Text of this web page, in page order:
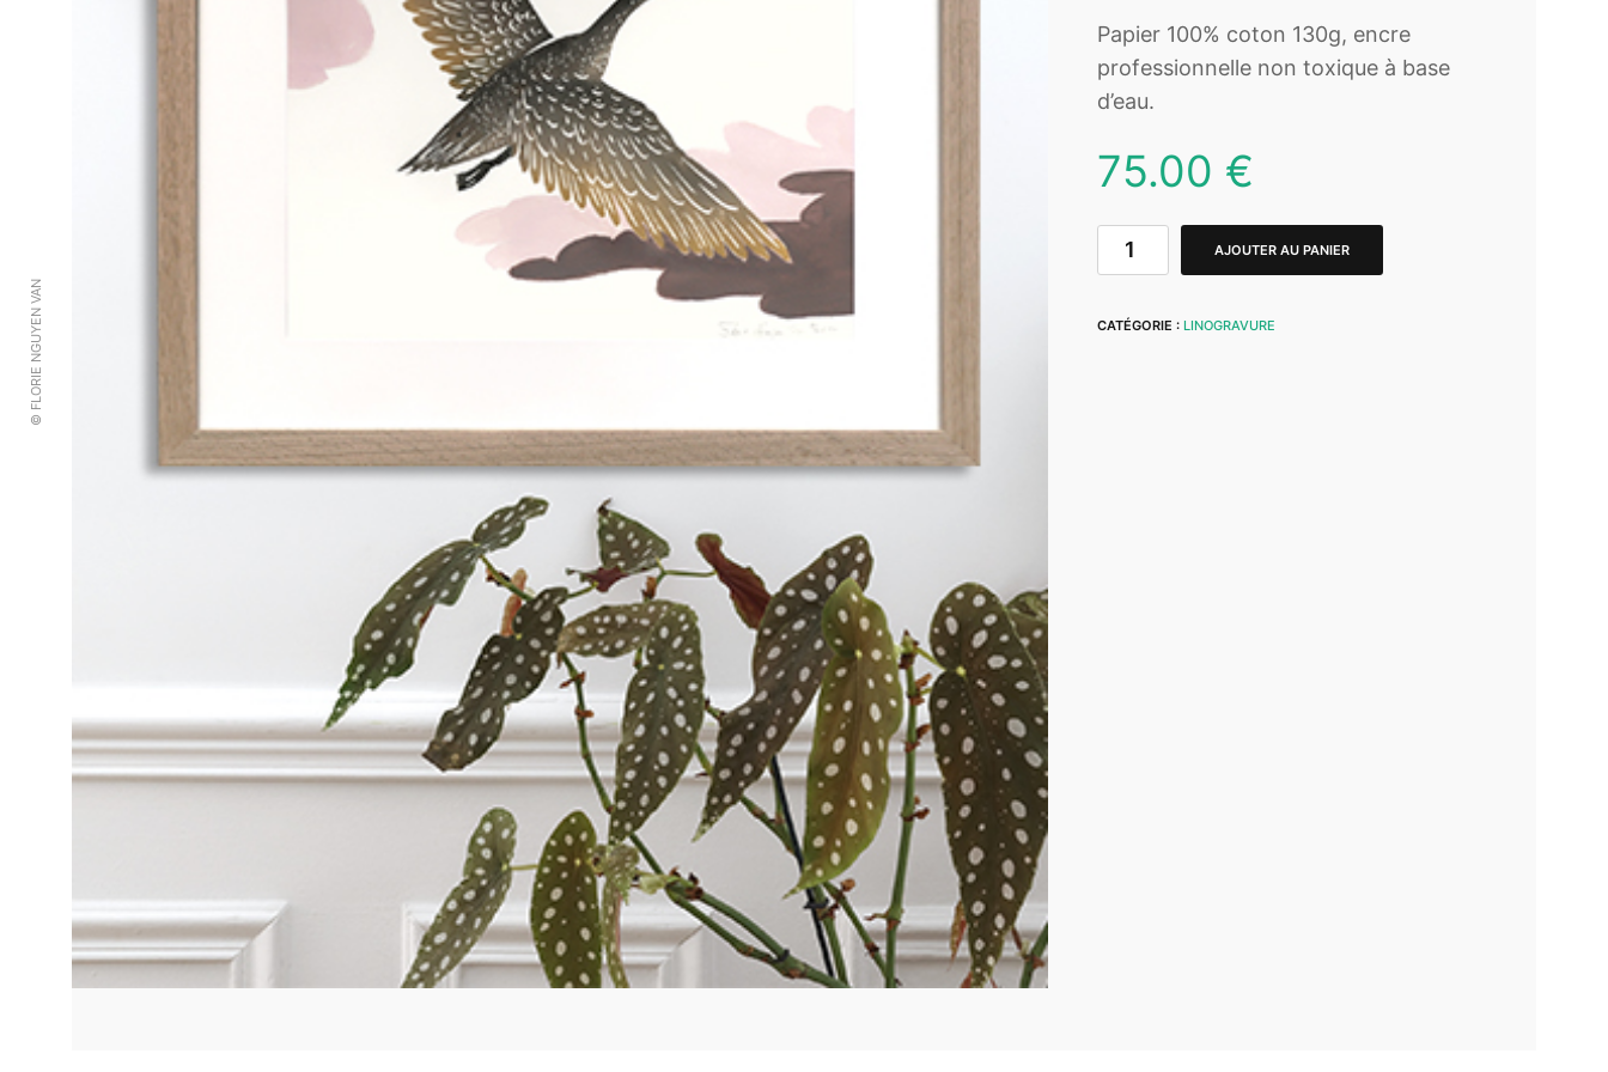
© FLORIE NGUYEN VAN
Papier 100% coton 130g, encre
professionnelle non toxique à base
d’eau.
75.00 €
AJOUTER AU PANIER
CATÉGORIE : LINOGRAVURE